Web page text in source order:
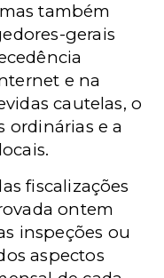
também
gerais
e na
cautelas, o
ordinárias e a
fiscalizações
ontem
inspeções ou
aspectos